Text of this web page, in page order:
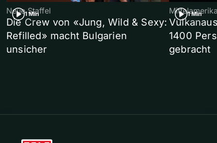
1 Min
Neue Staffel
Die Crew von «Jung, Wild & Sexy:
Refilled» macht Bulgarien
unsicher
1 Min
1400
gebracht